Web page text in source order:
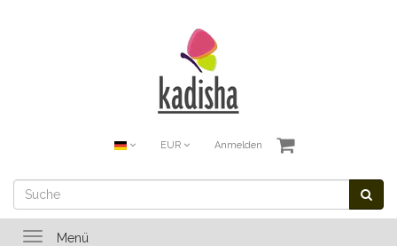
EUR Anmelden
ToggleMenü